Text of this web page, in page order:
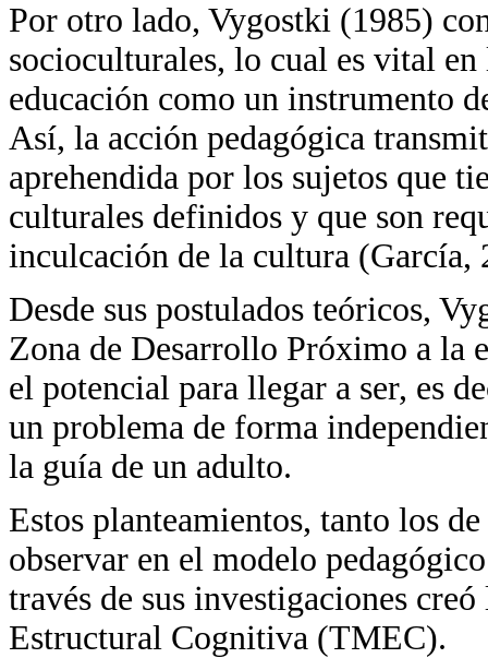
Por otro lado, Vygostki (1985)
socioculturales, lo cual es vital
educación como un instrumento
Así, la acción pedagógica
aprehendida por los sujetos que
culturales definidos y que son
inculcación de la cultura (García,
Desde sus postulados teóricos,
Zona de Desarrollo Próximo a la
el potencial para llegar a ser, es
un problema de forma
la guía de un adulto.
Estos planteamientos, tanto los
observar en el modelo
través de sus investigaciones
Estructural Cognitiva (TMEC).